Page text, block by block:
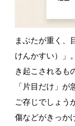
まぶたが重く、
けんかすい）」
き起こされるも
「片目だけ」
ご存じでしょう
傷などがきっか